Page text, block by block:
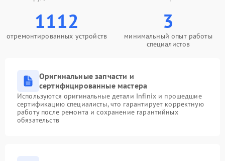
1112
отремонтированных устройств
3
минимальный опыт работы
специалистов
Оригинальные запчасти и
сертифицированные мастера
Используются оригинальные детали Infinix и прошедшие
сертификацию специалисты, что гарантирует корректную
работу после ремонта и сохранение гарантийных
обязательств